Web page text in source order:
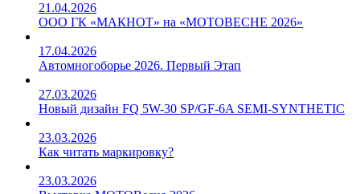
21.04.2026
ООО ГК «МАКНОТ» на «МОТОВЕСНЕ 2026»
17.04.2026
Автомногоборье 2026. Первый Этап
27.03.2026
Новый дизайн FQ 5W-30 SP/GF-6A SEMI-SYNTHETIC
23.03.2026
Как читать маркировку?
23.03.2026